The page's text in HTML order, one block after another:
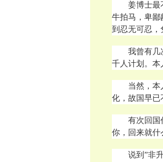
姜博士最
牛拍马，卑鄙
到忍无可忍，
我曾有几
千人计划。本
当然，本
化，故国早已
有次回国
你，回来就什
说到”非